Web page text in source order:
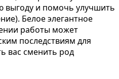
выгоду и помочь улучшить
Белое элегантное
работы может
последствиям для
вас сменить род